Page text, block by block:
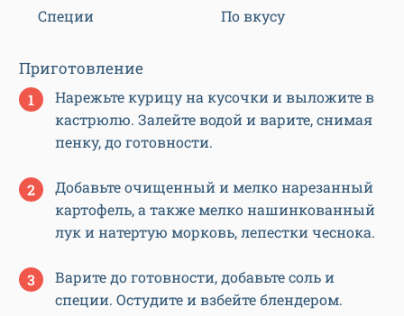
Специи По вкусу
Приготовление
Нарежьте курицу на кусочки и выложите в
кастрюлю. Залейте водой и варите, снимая
пенку, до готовности.
Добавьте очищенный и мелко нарезанный
картофель, а также мелко нашинкованный
лук и натертую морковь, лепестки чеснока.
Варите до готовности, добавьте соль и
специи. Остудите и взбейте блендером.